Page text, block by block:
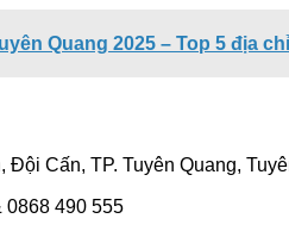
Quang 2025 – Top 5 địa
Cấn, TP. Tuyên Quang,
0868 490 555